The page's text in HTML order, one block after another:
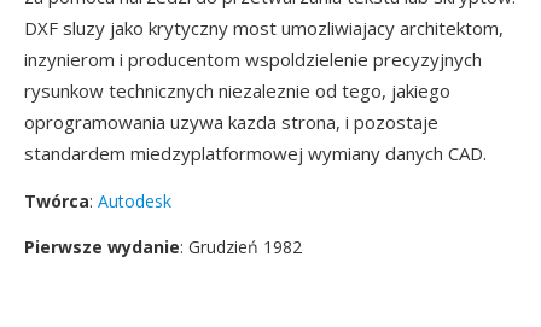
DXF sluzy jako krytyczny most umozliwiajacy architektom,
inzynierom i producentom wspoldzielenie precyzyjnych
rysunkow technicznych niezaleznie od tego, jakiego
oprogramowania uzywa kazda strona, i pozostaje
standardem miedzyplatformowej wymiany danych CAD.
Twórca: Autodesk
Pierwsze wydanie: Grudzień 1982